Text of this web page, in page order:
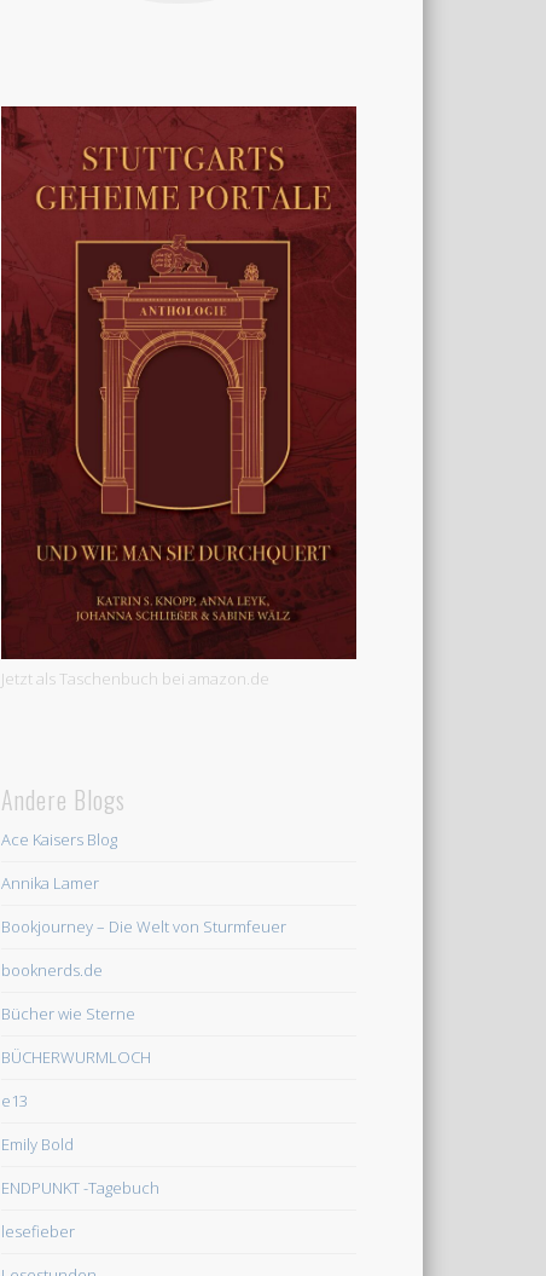
Jetzt als Taschenbuch bei amazon.de
Andere Blogs
Ace Kaisers Blog
Annika Lamer
Bookjourney – Die Welt von Sturmfeuer
booknerds.de
Bücher wie Sterne
BÜCHERWURMLOCH
e13
Emily Bold
ENDPUNKT -Tagebuch
lesefieber